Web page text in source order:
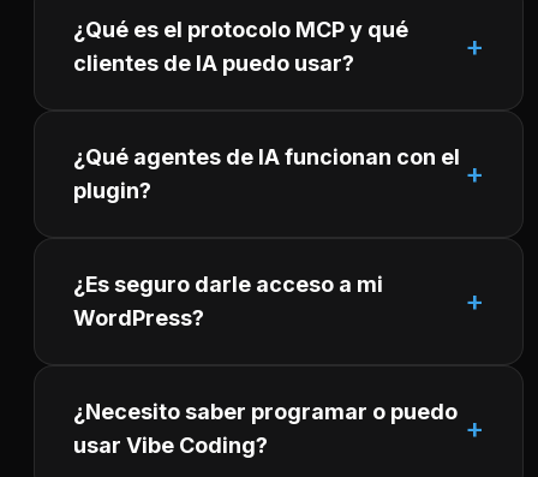
¿Qué es el protocolo MCP y qué
clientes de IA puedo usar?
¿Qué agentes de IA funcionan con el
plugin?
¿Es seguro darle acceso a mi
WordPress?
¿Necesito saber programar o puedo
usar Vibe Coding?